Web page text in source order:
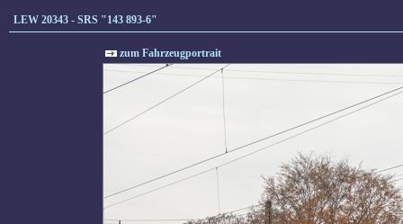
LEW 20343 - SRS "143 893-6"
zum Fahrzeugportrait